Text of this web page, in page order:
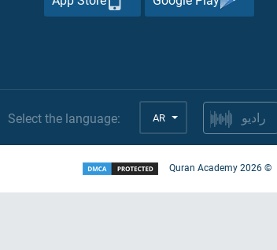
Select the language: AR راديو
©
2026